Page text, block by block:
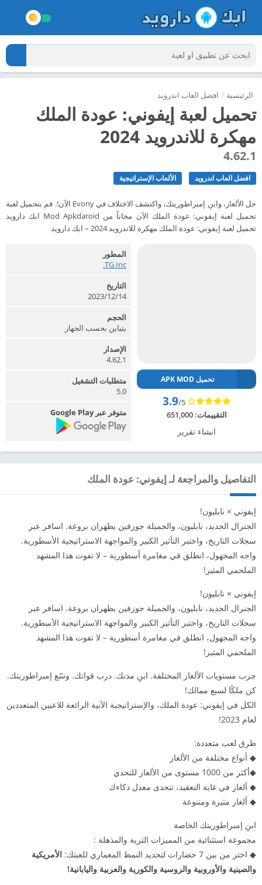
الرئيسية / افضل العاب اندرويد
تحميل لعبة إيفوني: عودة الملك
مهكرة للاندرويد 2024
4.62.1
افضل العاب اندرويد الألعاب الإستراتيجية
حل الألغاز، وابنِ إمبراطوريتك، واكتشف الاختلاف في Evony الآن!. قم بتحميل لعبة
تحميل لعبة إيفوني: عودة الملك الآن مجاناً من Mod Apkdaroid ابك دارويد
تحميل لعبة إيفوني: عودة الملك مهكرة للاندرويد 2024 – ابك دارويد
تحميل APK MOD
3.9/5
التقييمات:651,000
انشاء تقرير
المطور
TG Inc.‏
التاريخ
14‏/12‏/2023
الحجم
يتباين بحسب الجهاز
الإصدار
4.62.1
متطلبات التشغيل
5.0
متوفر عبر Google Play
التفاصيل والمراجعة لـ إيفوني: عودة الملك
إيفوني × نابليون!
الجنرال الجديد، نابليون، والجميلة جوزفين يظهران بروعة. اسافر عبر
سجلات التاريخ، واختبر التأثير الكبير والمواجهة الاستراتيجية الأسطورية.
واجه المجهول، انطلق في مغامرة أسطورية – لا تفوت هذا المشهد
الملحمي المثير!
إيفوني × نابليون!
الجنرال الجديد، نابليون، والجميلة جوزفين يظهران بروعة. اسافر عبر
سجلات التاريخ، واختبر التأثير الكبير والمواجهة الاستراتيجية الأسطورية.
واجه المجهول، انطلق في مغامرة أسطورية – لا تفوت هذا المشهد
الملحمي المثير!
جرب مستويات الألغاز المختلفة. ابنِ مدنك. درب قواتك. وسّع إمبراطوريتك.
كن ملكًا لسبع ممالك!
الكل في إيفوني: عودة الملك، والإستراتيجية الآنية الرائعة للاعبين المتعددين
لعام 2023!
طرق لعب متعددة:
◆ أنواع مختلفة من الألغاز
◆أكثر من 1000 مستوى من الألغاز للتحدي
◆ ألغاز في غاية التعقيد، تتحدى معدل ذكاءك
◆ ألغاز مثيرة ومتنوعة
ابنِ إمبراطوريتك الخاصة
مجموعة استثنائية من المميزات الثرية والمذهلة :
◆ اختر من بين 7 حضارات لتحديد النمط المعماري للعبتك:
الأمريكية
والصينية والأوروبية والروسية والكورية والعربية واليابانية!